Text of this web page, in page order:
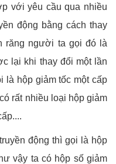
với yêu cầu qua nhiều
động bằng cách thay
răng người ta gọi đó là
lại khi thay đổi một lần
hộp giảm tốc một cấp
rất nhiều loại hộp giảm
động thì gọi là hộp
vậy ta có hộp số giảm